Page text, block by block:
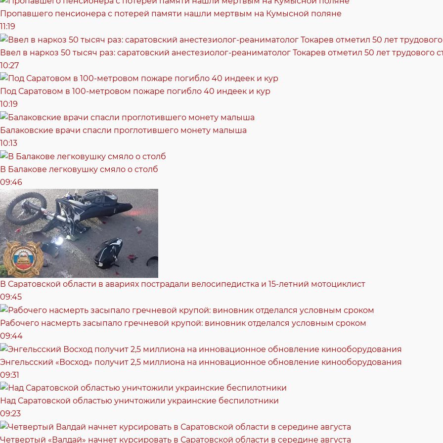
Пропавшего пенсионера с потерей памяти нашли мертвым на Кумысной поляне
11:19
Ввел в наркоз 50 тысяч раз: саратовский анестезиолог-реаниматолог Токарев отметил 50 лет трудового
10:27
Под Саратовом в 100-метровом пожаре погибло 40 индеек и кур
10:19
Балаковские врачи спасли проглотившего монету малыша
10:13
В Балакове легковушку смяло о столб
09:46
В Саратовской области в авариях пострадали велосипедистка и 15-летний мотоциклист
09:45
Рабочего насмерть засыпало гречневой крупой: виновник отделался условным сроком
09:44
Энгельсский «Восход» получит 2,5 миллиона на инновационное обновление кинооборудования
09:31
Над Саратовской областью уничтожили украинские беспилотники
09:23
Четвертый «Валдай» начнет курсировать в Саратовской области в середине августа